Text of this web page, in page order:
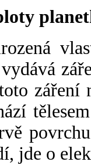
vydává
záření
jde o